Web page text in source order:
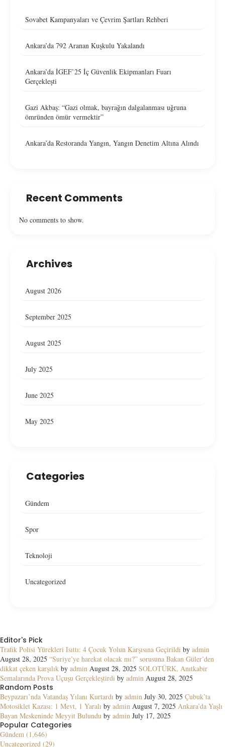
Sovabet Kampanyaları ve Çevrim Şartları Rehberi
Ankara’da 792 Aranan Kuşkulu Yakalandı
Ankara’da İGEF’25 İç Güvenlik Ekipmanları Fuarı
Gerçekleşti
Gazi Akbaş: “Gazi olmak, bayrağın dalgalanması uğruna
ömründen ömür vermektir”
Ankara’da Restoranda Yangın, Yangın Denetim Altına Alındı
Recent Comments
No comments to show.
Archives
August 2026
September 2025
August 2025
July 2025
June 2025
May 2025
Categories
Gündem
Spor
Teknoloji
Uncategorized
Editor's Pick
Trafik Polisi Yürekleri Isıttı: 4 Çocuk Yolun Karşısına Geçirildi by admin
August 28, 2025 “Suriye’ye harekat olacak mı?” sorusuna Bakan Güler’den
dikkat çeken karşılık by admin August 28, 2025 SOLOTÜRK, Anıtkabir
Semalarında Prova Uçuşu Gerçekleştirdi by admin August 28, 2025
Random Posts
Beypazarı’nda Vatandaş Yılanı Kurtardı by admin July 30, 2025 Çubuk’ta
Motosiklet Kazası: 1 Mevt, 1 Yaralı by admin August 7, 2025 Ankara’da Yaşlı
Bayan Meskeninde Meyyit Bulundu by admin July 17, 2025
Popular Categories
Gündem (1,646)
Uncategorized (29)